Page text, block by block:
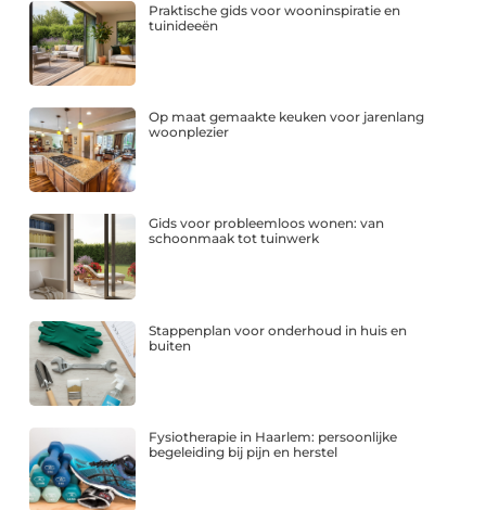
Praktische gids voor wooninspiratie en
tuinideeën
Op maat gemaakte keuken voor jarenlang
woonplezier
Gids voor probleemloos wonen: van
schoonmaak tot tuinwerk
Stappenplan voor onderhoud in huis en
buiten
Fysiotherapie in Haarlem: persoonlijke
begeleiding bij pijn en herstel